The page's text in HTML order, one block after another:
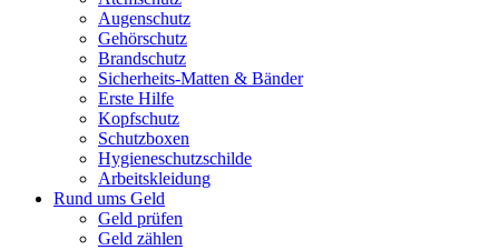
Augenschutz
Gehörschutz
Brandschutz
Sicherheits-Matten & Bänder
Erste Hilfe
Kopfschutz
Schutzboxen
Hygieneschutzschilde
Arbeitskleidung
Rund ums Geld
Geld prüfen
Geld zählen